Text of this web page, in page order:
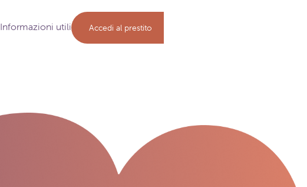
Informazioni utili Accedi al prestito